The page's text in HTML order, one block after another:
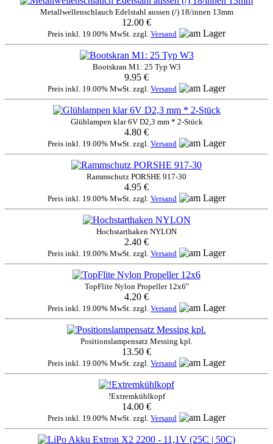
Metallwellenschlauch Edelstahl aussen (/) 18/innen 13mm
12.00 €
Preis inkl. 19.00% MwSt. zzgl. Versand
Bootskran M1: 25 Typ W3
9.95 €
Preis inkl. 19.00% MwSt. zzgl. Versand
Glühlampen klar 6V D2,3 mm * 2-Stück
4.80 €
Preis inkl. 19.00% MwSt. zzgl. Versand
Rammschutz PORSHE 917-30
4.95 €
Preis inkl. 19.00% MwSt. zzgl. Versand
Hochstarthaken NYLON
2.40 €
Preis inkl. 19.00% MwSt. zzgl. Versand
TopFlite Nylon Propeller 12x6"
4.20 €
Preis inkl. 19.00% MwSt. zzgl. Versand
Positionslampensatz Messing kpl.
13.50 €
Preis inkl. 19.00% MwSt. zzgl. Versand
!Extremkühlkopf
14.00 €
Preis inkl. 19.00% MwSt. zzgl. Versand